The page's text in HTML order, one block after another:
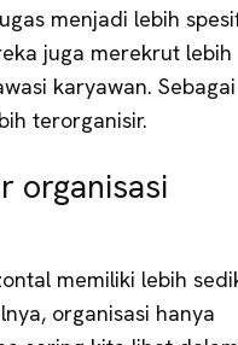
menjadi lebih
juga merekrut lebih
karyawan. Sebagai
terorganisir.
organisasi
memiliki lebih
organisasi hanya